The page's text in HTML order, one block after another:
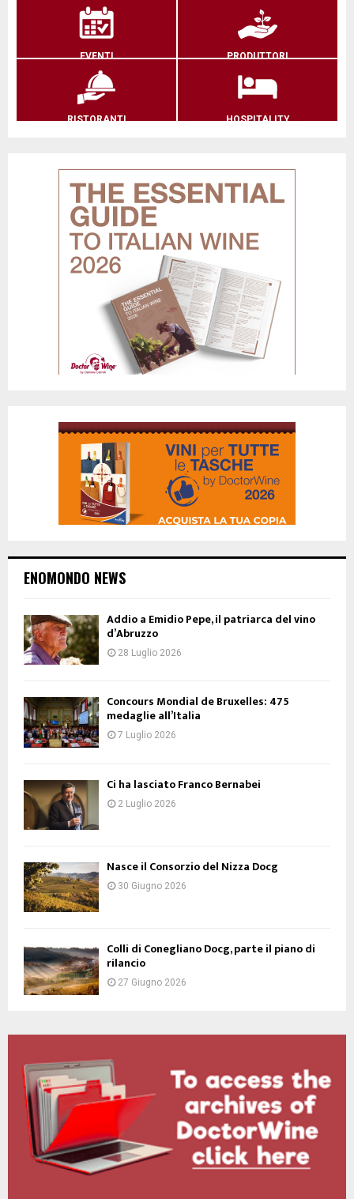
EVENTI PRODUTTORI
RISTORANTI HOSPITALITY
ENOMONDO NEWS
Addio a Emidio Pepe, il patriarca del vino
d’Abruzzo
28 Luglio 2026
Concours Mondial de Bruxelles: 475
medaglie all’Italia
7 Luglio 2026
Ci ha lasciato Franco Bernabei
2 Luglio 2026
Nasce il Consorzio del Nizza Docg
30 Giugno 2026
Colli di Conegliano Docg, parte il piano di
rilancio
27 Giugno 2026